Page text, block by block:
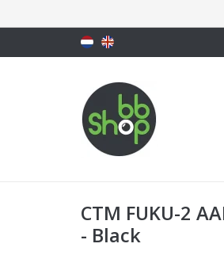
CTM FUKU-2
- Black